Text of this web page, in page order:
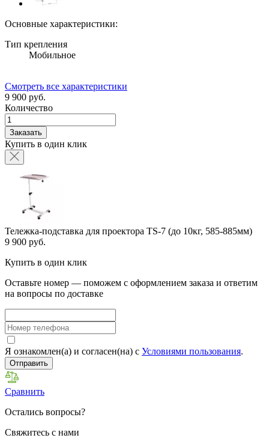
Основные характеристики:
Тип крепления
Мобильное
Смотреть все характеристики
9 900 руб.
Количество
Заказать
Купить в один клик
Тележка-подставка для проектора TS-7 (до 10кг, 585-885мм)
9 900 руб.
Купить в один клик
Оставьте номер — поможем с оформлением заказа и ответим
на вопросы по доставке
Я ознакомлен(а) и согласен(на) с Условиями пользования.
Отправить
Сравнить
Остались вопросы?
Свяжитесь с нами